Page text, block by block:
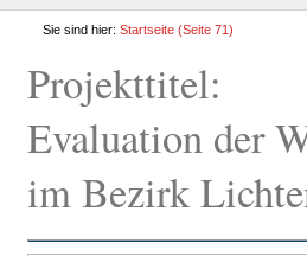
Sie sind hier:Startseite (Seite 71)
Projekttitel:
Evaluation der
im Bezirk